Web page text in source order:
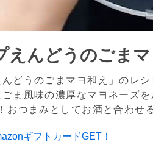
えんどうのごまマ
んどうのごまマヨ和え」のレ
ま風味の濃厚なマヨネーズ
おつまみとしてお酒と合わせ
ギフトカードGET！